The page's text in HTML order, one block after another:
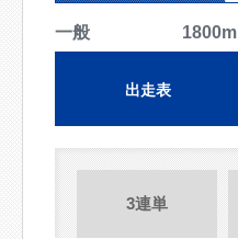
一般 1800m
出走表
3連単